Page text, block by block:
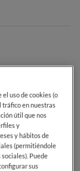
café
el uso de cookies (o
tráfico en nuestras
útil que nos
y
y hábitos de
(permitiéndole
Puede
sus